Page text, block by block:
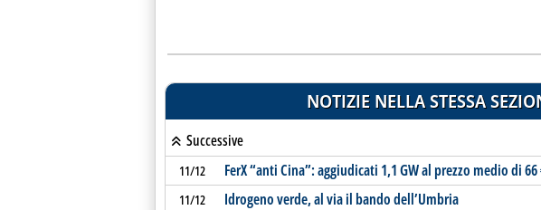
NOTIZIE NELLA STESSA
Successive
11/12 FerX “anti Cina”: aggiudicati 1,1 GW al prezzo medio di
11/12 Idrogeno verde, al via il bando dell’Umbria